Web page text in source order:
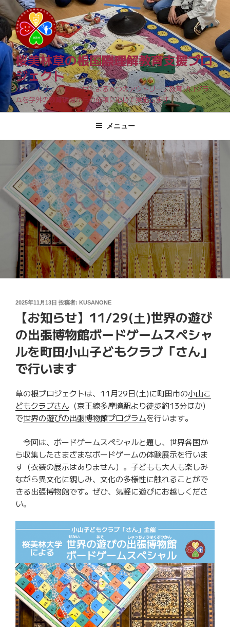
コ
ン
テ
ン
ツ
へ
ス
キ
桜美林草の根国際理解教育支援プロ
ジェクト
ヒト、モノ、チエ・ワザによる６つのアウトリーチ教育プログラ
ムを学外の教育現場からの依頼に応じて実施します
メニュー
投
2025年11月13日 投稿者: KUSANONE
【お知らせ】11/29(土)世界の遊び
の出張博物館ボードゲームスペシャ
ルを町田小山子どもクラブ「さん」
で行います
草の根プロジェクトは、11月29日(土)に町田市の小山こ
どもクラブさん （京王線多摩境駅より徒歩約13分ほか）
で世界の遊びの出張博物館プログラムを行います。
今回は、ボードゲームスペシャルと題し、世界各国か
ら収集したさまざまなボードゲームの体験展示を行いま
す（衣装の展示はありません）。子どもも大人も楽しみ
ながら異文化に親しみ、文化の多様性に触れることがで
きる出張博物館です。ぜひ、気軽に遊びにお越しくださ
い。